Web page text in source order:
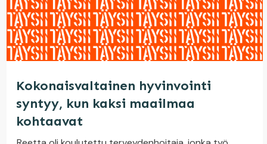
Kokonaisvaltainen hyvinvointi
syntyy, kun kaksi maailmaa
kohtaavat